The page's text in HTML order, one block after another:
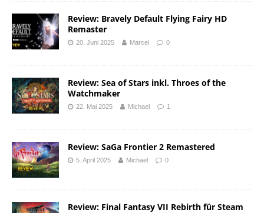
Review: Bravely Default Flying Fairy HD
Remaster
20. Juni 2025 Marcel 0
Review: Sea of Stars inkl. Throes of the
Watchmaker
22. Mai 2025 Michael 1
Review: SaGa Frontier 2 Remastered
5. April 2025 Michael 0
Review: Final Fantasy VII Rebirth für Steam